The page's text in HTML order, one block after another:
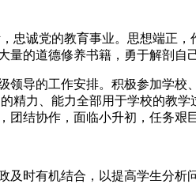
忠诚党的教育事业。思想端正
量的道德修养书籍，勇于解剖自
领导的工作安排。积极参加学
精力、能力全部用于学校的教
团结协作，面临小升初，任务
及时有机结合，以提高学生分